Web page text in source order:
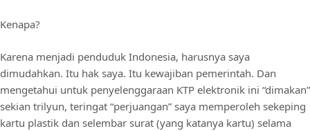
Kenapa?
Karena menjadi penduduk Indonesia, harusnya saya
dimudahkan. Itu hak saya. Itu kewajiban pemerintah. Dan
mengetahui untuk penyelenggaraan KTP elektronik ini “dimakan”
sekian trilyun, teringat “perjuangan” saya memperoleh sekeping
kartu plastik dan selembar surat (yang katanya kartu) selama